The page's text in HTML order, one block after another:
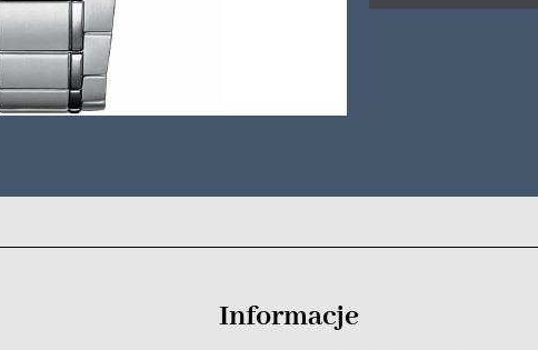
Informacje